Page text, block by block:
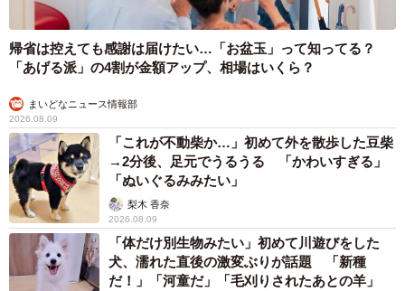
帰省は控えても感謝は届けたい…「お盆玉」って知ってる？
「あげる派」の4割が金額アップ、相場はいくら？
まいどなニュース情報部
2026.08.09
「これが不動柴か…」初めて外を散歩した豆柴
→2分後、足元でうるうる 「かわいすぎる」
「ぬいぐるみみたい」
梨木 香奈
2026.08.09
「体だけ別生物みたい」初めて川遊びをした
犬、濡れた直後の激変ぶりが話題 「新種
だ！」「河童だ」「毛刈りされたあとの羊」